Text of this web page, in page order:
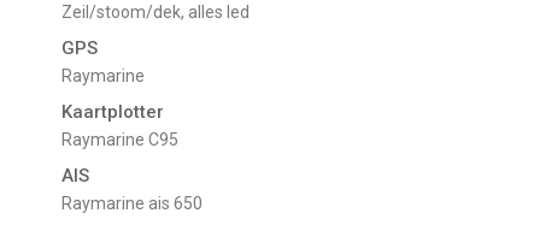
zeil/stoom/dek, alles led
GPS
Raymarine
Kaartplotter
Raymarine C95
AIS
Raymarine ais 650